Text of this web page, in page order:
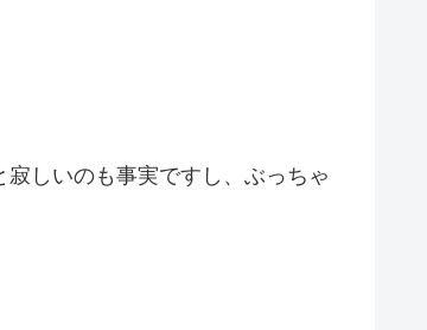
しいのも事実ですし、ぶっちゃ